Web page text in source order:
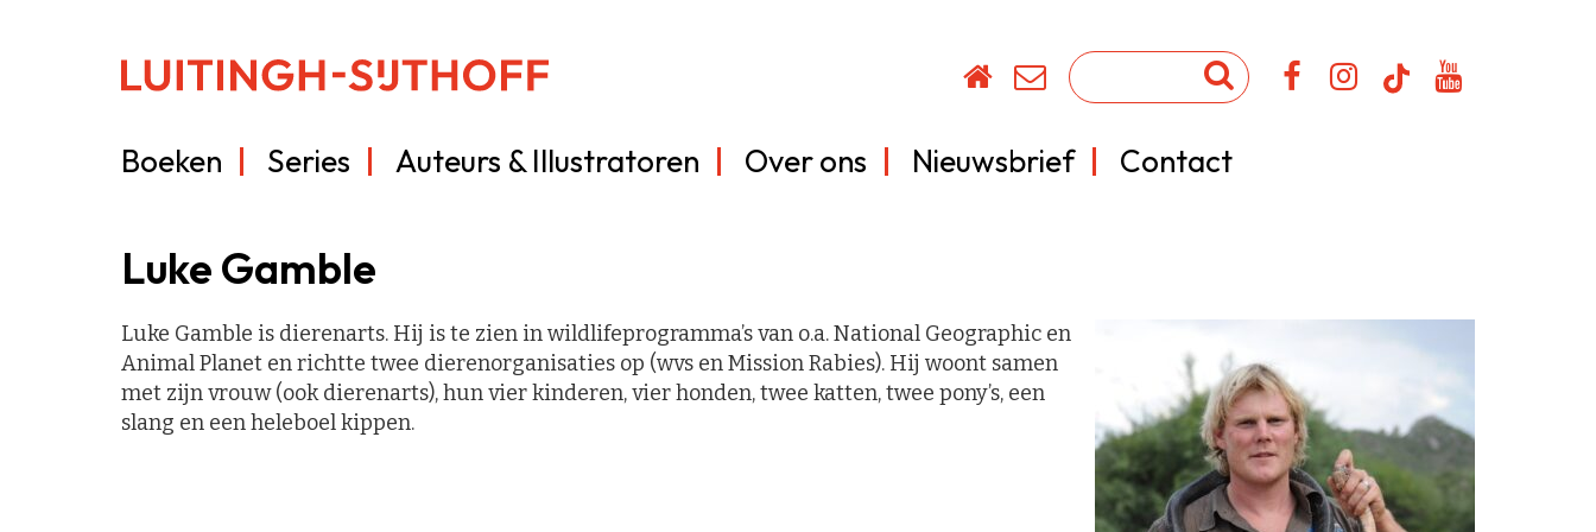
Boeken Series Auteurs & Illustratoren Over ons Nieuwsbrief Contact
Luke Gamble
Luke Gamble is dierenarts. Hij is te zien in wildlifeprogramma’s van o.a. National Geographic en
Animal Planet en richtte twee dierenorganisaties op (wvs en Mission Rabies). Hij woont samen
met zijn vrouw (ook dierenarts), hun vier kinderen, vier honden, twee katten, twee pony’s, een
slang en een heleboel kippen.